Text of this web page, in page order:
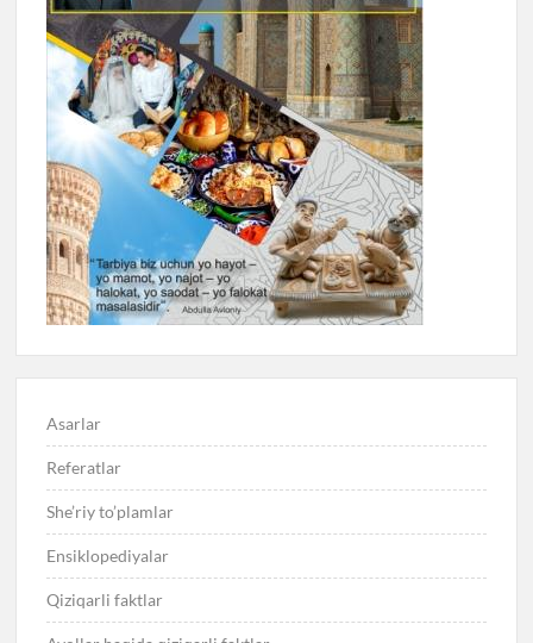
Asarlar
Referatlar
She’riy to’plamlar
Ensiklopediyalar
Qiziqarli faktlar